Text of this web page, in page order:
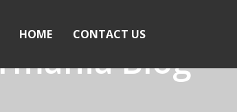
HOME CONTACT US
Blog